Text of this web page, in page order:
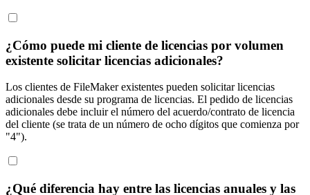
¿Cómo puede mi cliente de licencias por volumen
existente solicitar licencias adicionales?
Los clientes de FileMaker existentes pueden solicitar licencias
adicionales desde su programa de licencias. El pedido de licencias
adicionales debe incluir el número del acuerdo/contrato de licencia
del cliente (se trata de un número de ocho dígitos que comienza por
"4").
¿Qué diferencia hay entre las licencias anuales y las